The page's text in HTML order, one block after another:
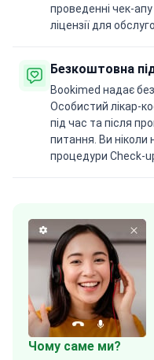
проведенні чек-
ліцензії для
Безкоштовна
Bookimed надає
Особистий лікар-
під час та після
питання. Ви ніколи
процедури Check-up
Чому саме ми?